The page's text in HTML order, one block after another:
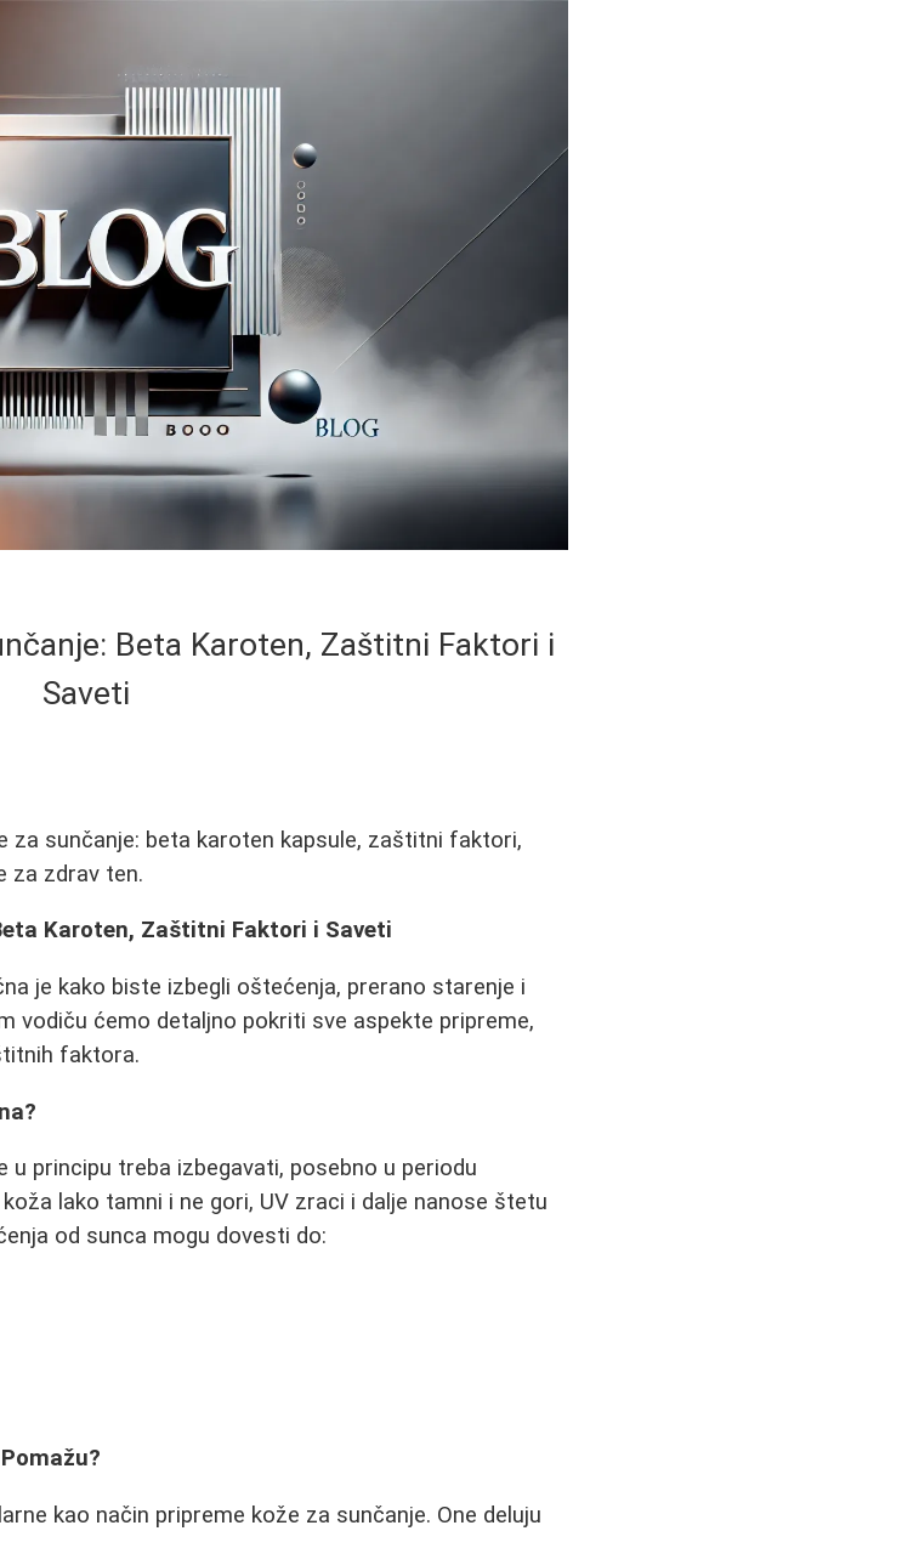
Beta Karoten, Zaštitni Faktori i
Saveti
za sunčanje: beta karoten kapsule, zaštitni faktori,
za zdrav ten.
Karoten, Zaštitni Faktori i Saveti
je kako biste izbegli oštećenja, prerano starenje i
vodiču ćemo detaljno pokriti sve aspekte pripreme,
faktora.
u principu treba izbegavati, posebno u periodu
lako tamni i ne gori, UV zraci i dalje nanose štetu
od sunca mogu dovesti do:
kao način pripreme kože za sunčanje. One deluju